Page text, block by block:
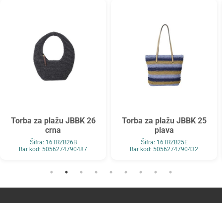
Torba za plažu JBBK 26
crna
Šifra: 16TRZB26B
Bar kod: 5056274790487
Torba za plažu JBBK 25
plava
Šifra: 16TRZB25E
Bar kod: 5056274790432